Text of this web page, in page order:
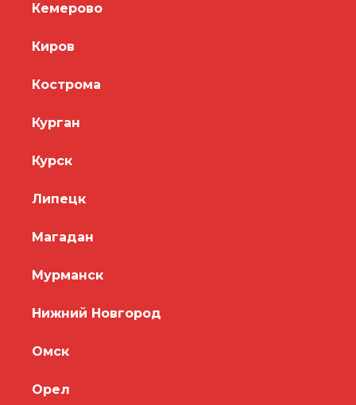
Кемерово
Киров
Кострома
Курган
Курск
Липецк
Магадан
Мурманск
Нижний Новгород
Омск
Орел